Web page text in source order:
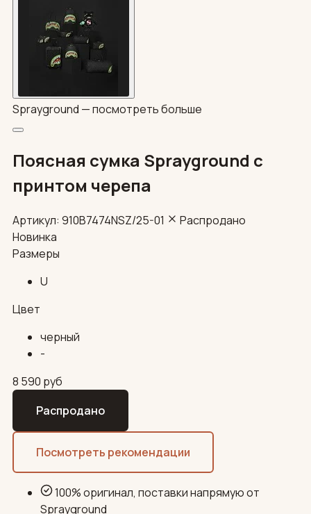
Sprayground —посмотреть больше
Поясная сумка Sprayground с
принтом черепа
Артикул: 910B7474NSZ/25-01
Распродано
Новинка
Размеры
U
Цвет
черный
-
8 590 руб
Распродано
Посмотреть рекомендации
100% оригинал, поставки напрямую от
Sprayground